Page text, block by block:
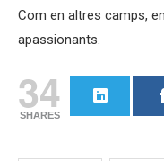
Com en altres camps,
apassionants.
34
SHARES